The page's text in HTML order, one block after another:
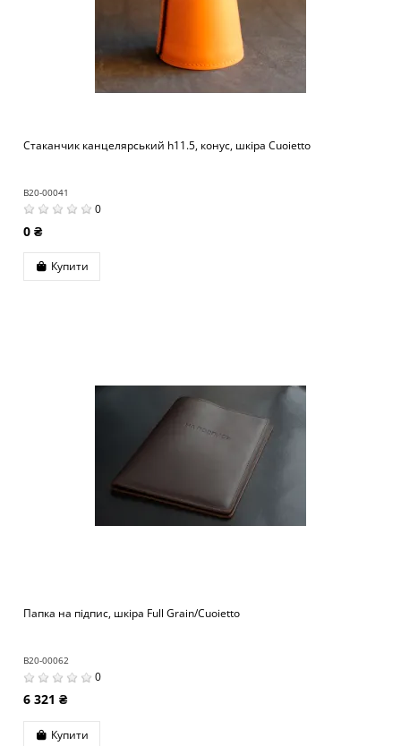
Стаканчик канцелярський h11.5, конус, шкіра Cuoietto
B20-00041
0
0 ₴
Купити
Папка на підпис, шкіра Full Grain/Cuoietto
B20-00062
0
6 321 ₴
Купити